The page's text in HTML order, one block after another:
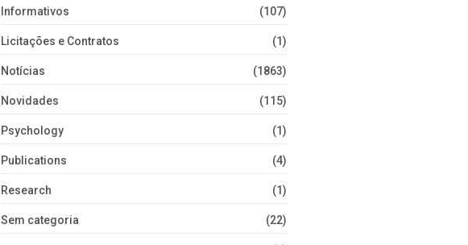
Informativos (107)
Licitações e Contratos (1)
Notícias (1863)
Novidades (115)
Psychology (1)
Publications (4)
Research (1)
Sem categoria (22)